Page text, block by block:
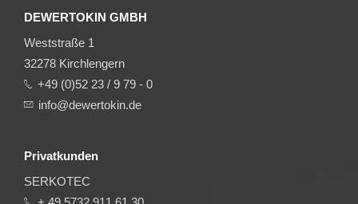
DEWERTOKIN GMBH
Weststraße 1
32278 Kirchlengern
+49 (0)52 23 / 9 79 - 0
info@dewertokin.de
Privatkunden
SERKOTEC